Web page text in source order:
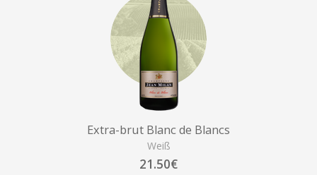
Extra-brut Blanc de Blancs
Weiß
21.50€